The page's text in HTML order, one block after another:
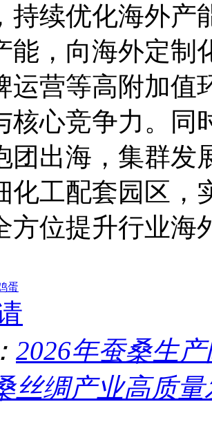
持续优化海外产
能，向海外定制
运营等高附加值
核心竞争力。同
团出海，集群发
化工配套园区，
方位提升行业海
蛋
2026年蚕桑生
丝绸产业高质